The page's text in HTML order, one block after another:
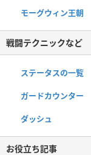
モーグウィン王朝
戦闘テクニックなど
ステータスの一覧
ガードカウンター
ダッシュ
お役立ち記事